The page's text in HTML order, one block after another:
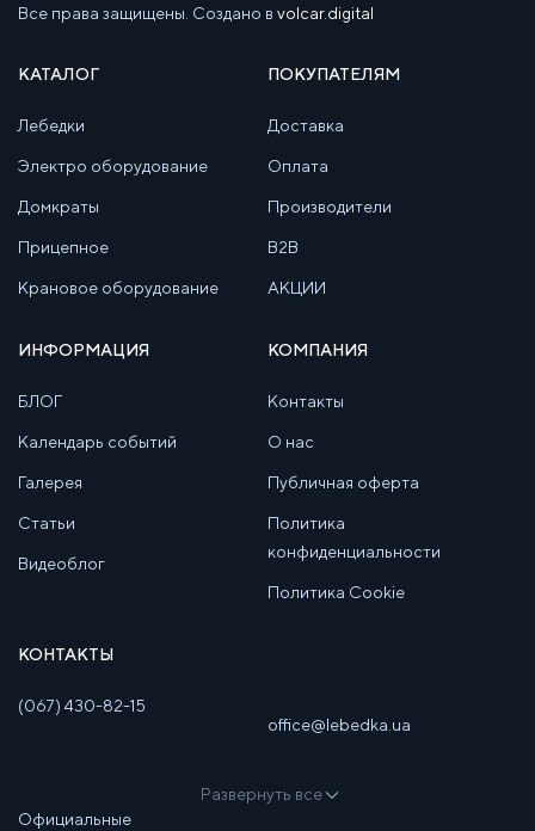
Все права защищены. Создано в volcar.digital
КАТАЛОГ
Лебедки
Электро оборудование
Домкраты
Прицепное
Крановое оборудование
ПОКУПАТЕЛЯМ
Доставка
Оплата
Производители
B2B
АКЦИИ
ИНФОРМАЦИЯ
БЛОГ
Календарь событий
Галерея
Статьи
Видеоблог
КОМПАНИЯ
Контакты
О нас
Публичная оферта
Политика
конфиденциальности
Политика Cookie
КОНТАКТЫ
(067) 430-82-15
office@lebedka.ua
Развернуть все
Официальные